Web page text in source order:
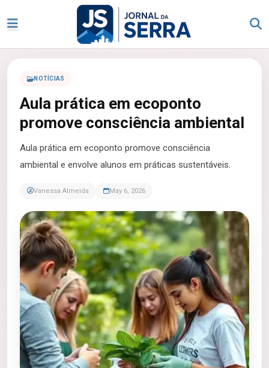
NOTÍCIAS
Aula prática em ecoponto
promove consciência ambiental
Aula prática em ecoponto promove consciência
ambiental e envolve alunos em práticas sustentáveis.
Vanessa Almeida May 6, 2026